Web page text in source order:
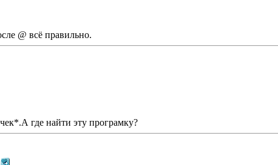
@ всë правильно.
где найти эту програмку?